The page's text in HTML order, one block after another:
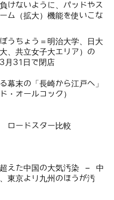
けないように、パッドやス
ム（拡大）機能を使いこな
うちょう＝明治大学、日大
、共立女子大エリア）の
3月31日で閉店
幕末の「長崎から江戸へ」
・オールコック）
ロードスター比較
えた中国の大気汚染 – 中
東京より九州のほうが汚